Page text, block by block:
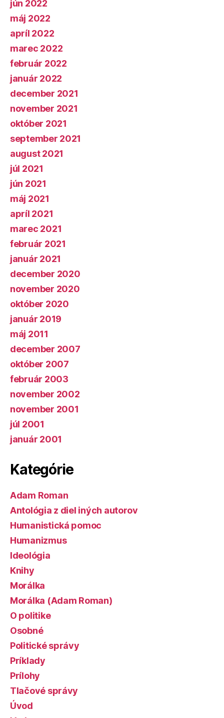
jún 2022
máj 2022
apríl 2022
marec 2022
február 2022
január 2022
december 2021
november 2021
október 2021
september 2021
august 2021
júl 2021
jún 2021
máj 2021
apríl 2021
marec 2021
február 2021
január 2021
december 2020
november 2020
október 2020
január 2019
máj 2011
december 2007
október 2007
február 2003
november 2002
november 2001
júl 2001
január 2001
Kategórie
Adam Roman
Antológia z diel iných autorov
Humanistická pomoc
Humanizmus
Ideológia
Knihy
Morálka
Morálka (Adam Roman)
O politike
Osobné
Politické správy
Príklady
Prílohy
Tlačové správy
Úvod